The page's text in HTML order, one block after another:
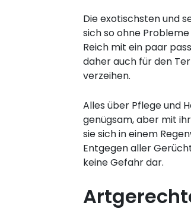
Die exotischsten und
sich so ohne
Reich mit ein paar
daher auch für den
verzeihen.
Alles über Pflege und
genügsam, aber mit
sie sich in einem
Entgegen aller
keine Gefahr dar.